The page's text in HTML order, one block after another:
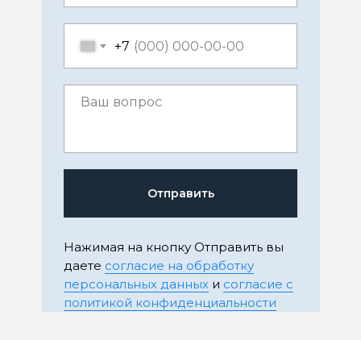
+7
Отправить
Нажимая на кнопку Отправить вы
даете согласие на обработку
персональных данных и согласие с
политикой конфиденциальности